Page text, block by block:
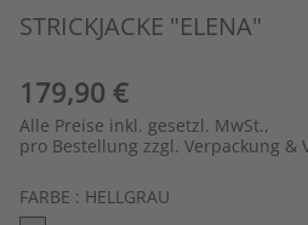
STRICKJACKE "ELENA"
179,90 €
Alle Preise inkl. gesetzl. MwSt.,
pro Bestellung zzgl. Verpackung &
FARBE : HELLGRAU